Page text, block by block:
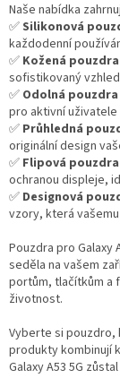
Naše nabídka
✅Silikonová
každodenní
✅ Kožená pouzdra
sofistikovaný
✅ Odolná pouzdra
pro aktivní
✅ Průhledná
originální design
✅ Flipová pouzdra
ochranou displeje,
✅ Designová
vzory, která
Pouzdra pro Galaxy
seděla na vašem
portům, tlačítkům a
životnost.
Vyberte si pouzdro,
produkty kombinují
Galaxy A53 5G